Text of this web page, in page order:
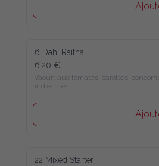
6 Dahi Raitha
6.20 €
Yaourt aux tomates, carottes,
indiennes
22 Mixed Starter